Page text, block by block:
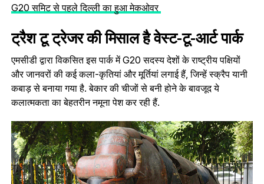
G20 समिट से पहले दिल्ली का हुआ मेकओवर
ट्रैश टू ट्रेजर की मिसाल है वेस्ट-टू-आर्ट पार्क
एमसीडी द्वारा विकसित इस पार्क में G20 सदस्य देशों के राष्ट्रीय पक्षियों
और जानवरों की कई कला-कृतियां और मूर्तियां लगाई हैं, जिन्‍हें स्क्रैप यानी
कबाड़ से बनाया गया है. बेकार की चीजों से बनी होने के बावजूद ये
कलात्‍मकता का बेहतरीन नमूना पेश कर रही हैं.